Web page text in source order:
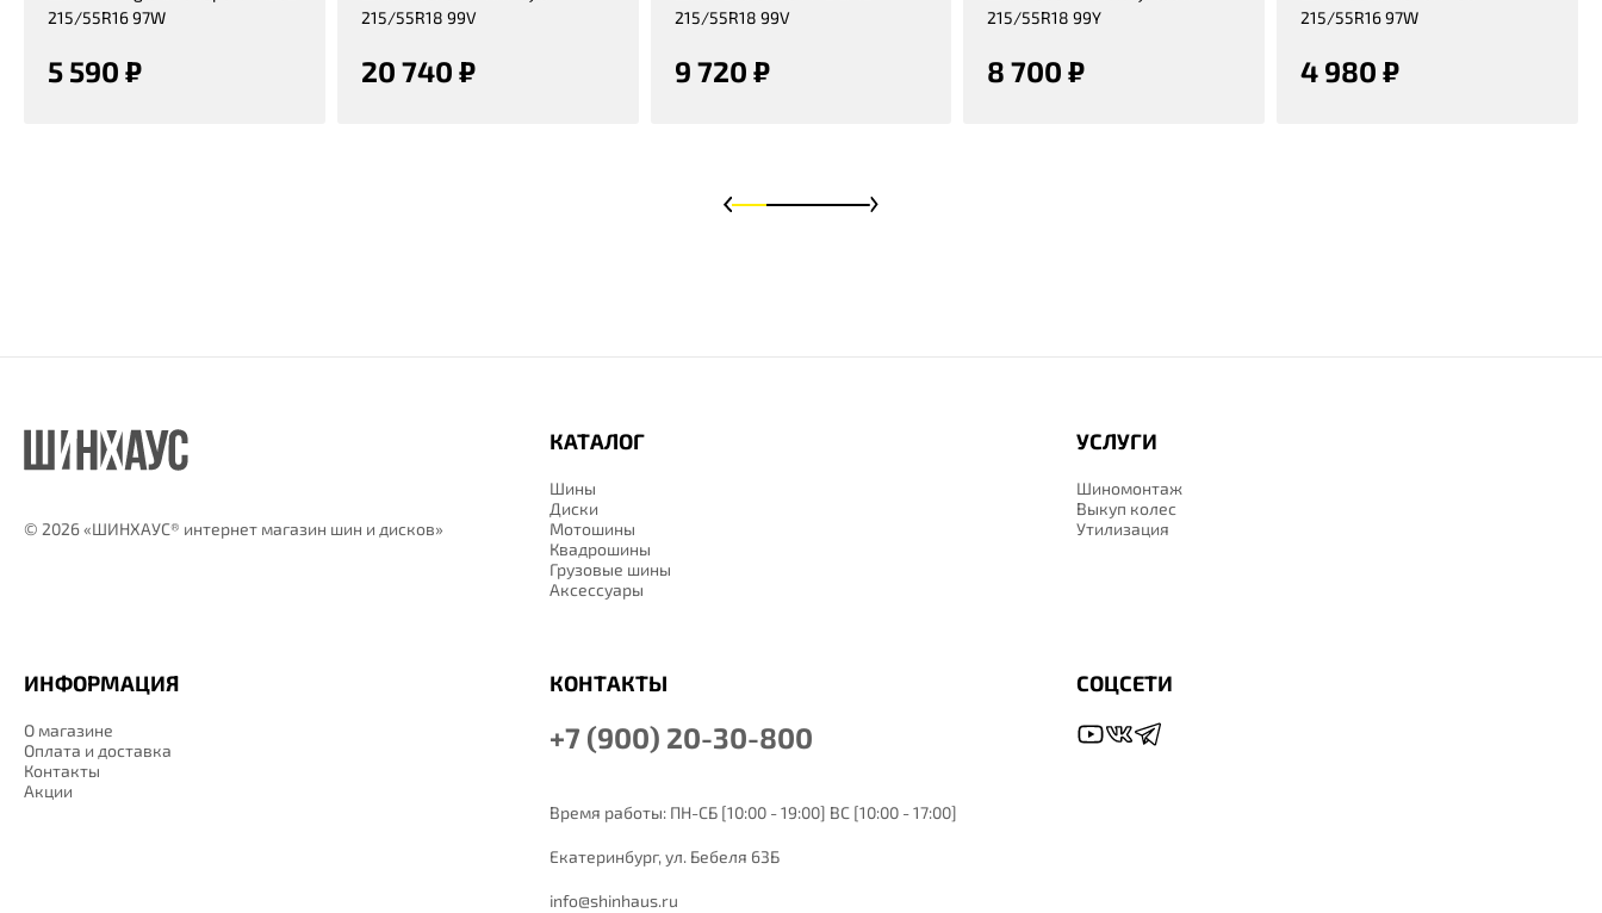
215/55R16 97W
5 590 ₽
215/55R18 99V
20 740 ₽
215/55R18 99V
9 720 ₽
215/55R18 99Y
8 700 ₽
215/55R16 97W
4 980 ₽
© 2026 «ШИНХАУС® интернет магазин шин и дисков»
КАТАЛОГ
Шины
Диски
Мотошины
Квадрошины
Грузовые шины
Аксессуары
ИНФОРМАЦИЯ
О магазине
Оплата и доставка
Контакты
Акции
УСЛУГИ
Шиномонтаж
Выкуп колес
Утилизация
КОНТАКТЫ
+7 (900) 20-30-800
Время работы: ПН-СБ [10:00 - 19:00] ВС [10:00 - 17:00]
Екатеринбург,ул. Бебеля 63Б
info@shinhaus.ru
СОЦСЕТИ